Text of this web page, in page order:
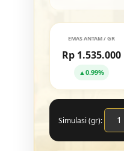
EMAS ANTAM / GR
Rp 1.535.000
▲0.99%
Simulasi (gr):